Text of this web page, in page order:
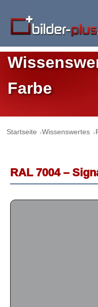
Farbe
Startseite Wissenswertes
RAL 7004 –